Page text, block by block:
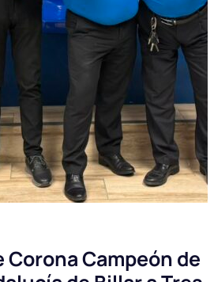
Corona Campeón de